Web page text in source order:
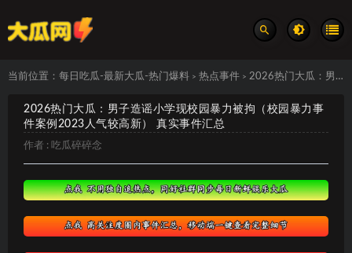
当前位置： 每日吃瓜-最新大瓜-热门爆料 > 热点事件 > 2026热门大瓜：男子造谣小学现校园暴力被拘（校园暴力事件案例2023人气较高新） 真实事件汇总
2026热门大瓜：男子造谣小学现校园暴力被拘（校园暴力事
件案例2023人气较高新） 真实事件汇总
作者 : 吃瓜碎碎念